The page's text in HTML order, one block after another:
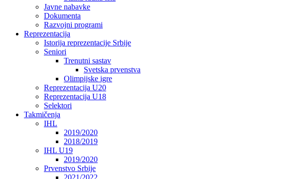
Javne nabavke
Dokumenta
Razvojni programi
Reprezentacija
Istorija reprezentacije Srbije
Seniori
Trenutni sastav
Svetska prvenstva
Olimpijske igre
Reprezentacija U20
Reprezentacija U18
Selektori
Takmičenja
IHL
2019/2020
2018/2019
IHL U19
2019/2020
Prvenstvo Srbije
2021/2022